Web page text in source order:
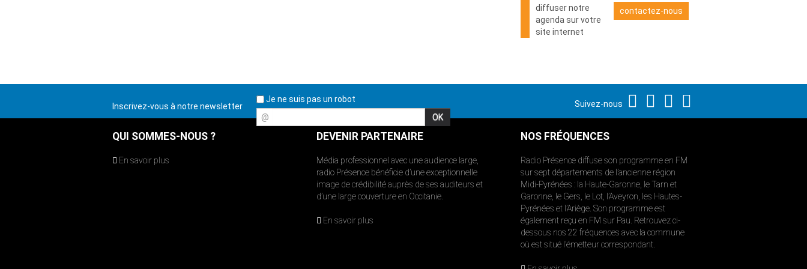
diffuser notre
agenda sur votre
site internet
contactez-nous
Inscrivez-vous à notre newsletter
Je ne suis pas un robot
@
Suivez-nous
QUI SOMMES-NOUS ?
En savoir plus
DEVENIR PARTENAIRE
Média professionnel avec une audience large,
radio Présence bénéficie d’une exceptionnelle
image de crédibilité auprès de ses auditeurs et
d’une large couverture en Occitanie.
En savoir plus
NOS FRÉQUENCES
Radio Présence diffuse son programme en FM
sur sept départements de l’ancienne région
Midi-Pyrénées : la Haute-Garonne, le Tarn et
Garonne, le Gers, le Lot, l’Aveyron, les Hautes-
Pyrénées et l’Ariège. Son programme est
également reçu en FM sur Pau. Retrouvez ci-
dessous nos 22 fréquences avec la commune
où est situé l’émetteur correspondant.